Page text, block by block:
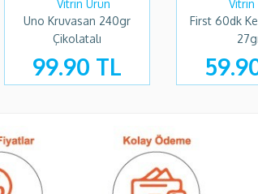
Uno Kruvasan 240gr
Çikolatalı
99.90 TL
First 60dk